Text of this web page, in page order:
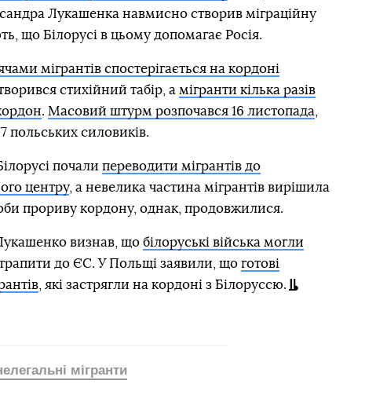
Лукашенка навмисно створив міграційну
що Білорусі в цьому допомагає Росія.
мігрантів спостерігається на кордоні
стихійний табір, а мігранти кілька разів
. Масовий штурм розпочався 16 листопада
польських силовиків.
почали переводити мігрантів до
центру, а невелика частина мігрантів вирішила
прориву кордону, однак, продовжилися.
визнав, що білоруські війська могли
до ЄС. У Польщі заявили, що готові
, які застрягли на кордоні з Білоруссю.
мігранти